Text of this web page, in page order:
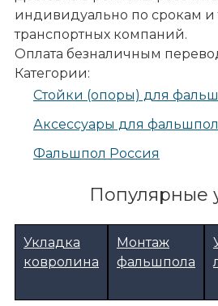
индивидуально по срокам и
транспортных компаний.
Оплата безналичным
Категории:
Стойки (опоры) для
Аксессуары для
Фальшпол Россия
Популярные
Укладка
ковролина
Монтаж
фальшпола